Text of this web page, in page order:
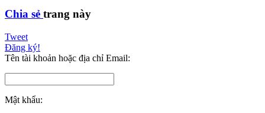
Chia sẻ trang này
Tweet
Đăng ký!
Tên tài khoản hoặc địa chỉ Email:
Mật khẩu: